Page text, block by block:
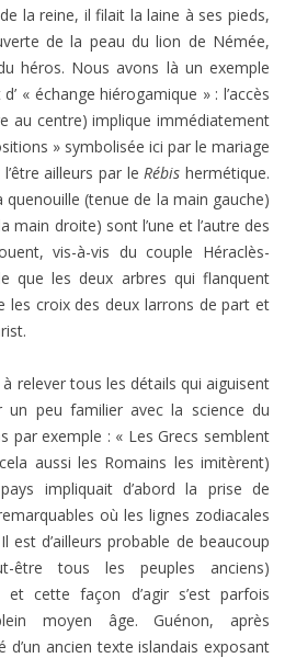
la reine, il filait la laine à ses pieds,
de la peau du lion de Némée,
héros. Nous avons là un exemple
« échange hiérogamique » : l’accès
au centre) implique immédiatement
» symbolisée ici par le mariage
ailleurs par leRébis hermétique.
(tenue de la main gauche)
main droite) sont l’une et l’autre des
vis-à-vis du couple Héraclès-
que les deux arbres qui flanquent
les croix des deux larrons de part et
relever tous les détails qui aiguisent
un peu familier avec la science du
par exemple : « Les Grecs semblent
aussi les Romains les imitèrent)
impliquait d’abord la prise de
où les lignes zodiacales
d’ailleurs probable de beaucoup
être tous les peuples anciens)
cette façon d’agir s’est parfois
moyen âge. Guénon, après
d’un ancien texte islandais exposant